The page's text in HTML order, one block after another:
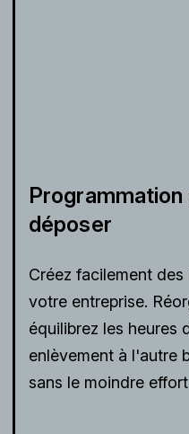
déposer
Créez facilement
votre entreprise.
équilibrez les heures
enlèvement à l'autre
sans le moindre